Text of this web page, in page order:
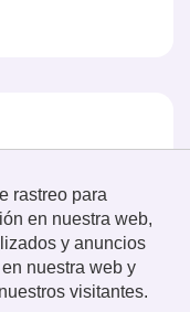
rastreo para
en nuestra web,
y anuncios
nuestra web y
visitantes.
concurso
Central
del campus
carbono neutral.